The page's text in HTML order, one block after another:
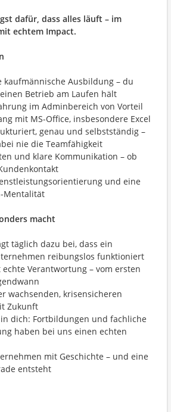
dafür, dass alles läuft – im
echtem Impact.
kaufmännische Ausbildung – du
Betrieb am Laufen hält
im Adminbereich von Vorteil
mit MS-Office, insbesondere Excel
genau und selbstständig –
nie die Teamfähigkeit
und klare Kommunikation – ob
und eine
Mentalität
macht
täglich dazu bei, dass ein
reibungslos funktioniert
Verantwortung – vom ersten
wachsenden, krisensicheren
Zukunft
dich: Fortbildungen und fachliche
haben bei uns einen echten
mit Geschichte – und eine
entsteht